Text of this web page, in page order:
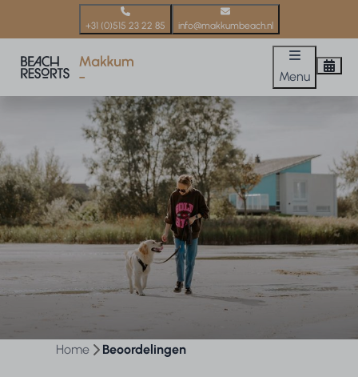
+31 (0)515 23 22 85 info@makkumbeach.nl
Menu
Home Beoordelingen